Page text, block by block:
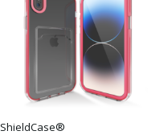
ShieldCase®